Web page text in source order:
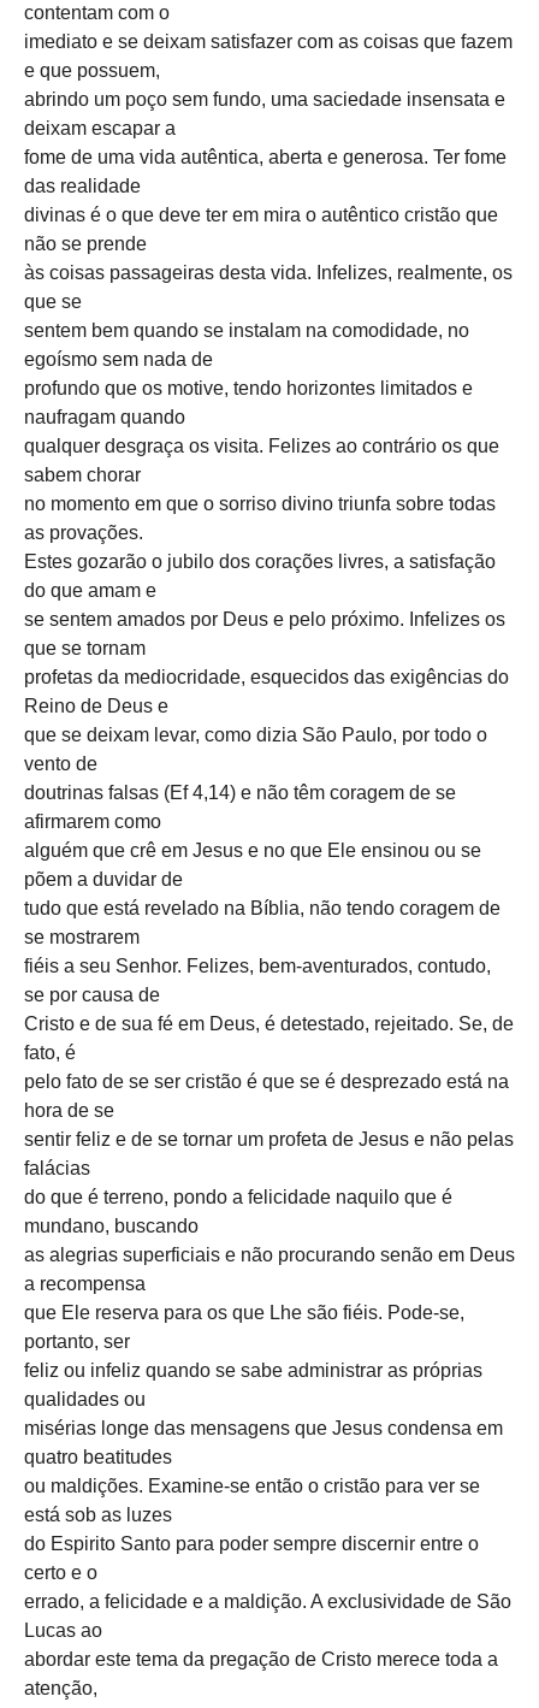
contentam com o
imediato e se deixam satisfazer com as coisas que fazem
e que possuem,
abrindo um poço sem fundo, uma saciedade insensata e
deixam escapar a
fome de uma vida autêntica, aberta e generosa. Ter fome
das realidade
divinas é o que deve ter em mira o autêntico cristão que
não se prende
às coisas passageiras desta vida. Infelizes, realmente, os
que se
sentem bem quando se instalam na comodidade, no
egoísmo sem nada de
profundo que os motive, tendo horizontes limitados e
naufragam quando
qualquer desgraça os visita. Felizes ao contrário os que
sabem chorar
no momento em que o sorriso divino triunfa sobre todas
as provações.
Estes gozarão o jubilo dos corações livres, a satisfação
do que amam e
se sentem amados por Deus e pelo próximo. Infelizes os
que se tornam
profetas da mediocridade, esquecidos das exigências do
Reino de Deus e
que se deixam levar, como dizia São Paulo, por todo o
vento de
doutrinas falsas (Ef 4,14) e não têm coragem de se
afirmarem como
alguém que crê em Jesus e no que Ele ensinou ou se
põem a duvidar de
tudo que está revelado na Bíblia, não tendo coragem de
se mostrarem
fiéis a seu Senhor. Felizes, bem-aventurados, contudo,
se por causa de
Cristo e de sua fé em Deus, é detestado, rejeitado. Se, de
fato, é
pelo fato de se ser cristão é que se é desprezado está na
hora de se
sentir feliz e de se tornar um profeta de Jesus e não pelas
falácias
do que é terreno, pondo a felicidade naquilo que é
mundano, buscando
as alegrias superficiais e não procurando senão em Deus
a recompensa
que Ele reserva para os que Lhe são fiéis. Pode-se,
portanto, ser
feliz ou infeliz quando se sabe administrar as próprias
qualidades ou
misérias longe das mensagens que Jesus condensa em
quatro beatitudes
ou maldições. Examine-se então o cristão para ver se
está sob as luzes
do Espirito Santo para poder sempre discernir entre o
certo e o
errado, a felicidade e a maldição. A exclusividade de São
Lucas ao
abordar este tema da pregação de Cristo merece toda a
atenção,